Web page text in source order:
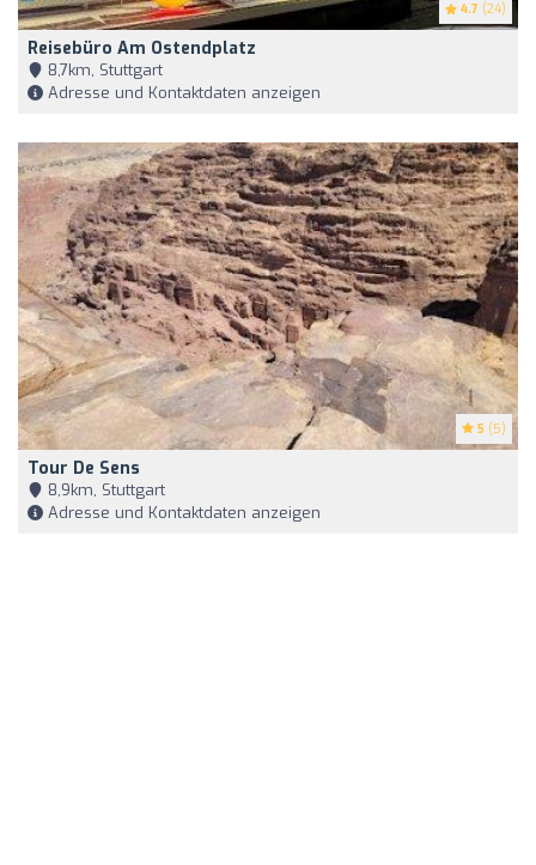
4.7 (24)
Reisebüro Am Ostendplatz
8,7km, Stuttgart
Adresse und Kontaktdaten anzeigen
5 (5)
Tour De Sens
8,9km, Stuttgart
Adresse und Kontaktdaten anzeigen